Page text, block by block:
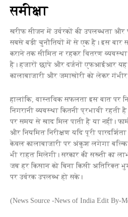
समीक्षा
खरीफ सीजन में उर्वरकों की उपलब्धता और
सबसे बड़ी चुनौतियों में से एक है। इस बार
कराने तक सीमित न रहकर वितरण
है। हजारों छापे और दर्जनों एफआईआर
कालाबाजारी और जमाखोरी को लेकर
हालांकि, वास्तविक सफलता इस बात पर
निगरानी व्यवस्था कितनी प्रभावी रहती
पर समय से खाद मिल पाती है या नहीं।
और नियमित निरीक्षण यदि पूरी
केवल कालाबाजारी पर अंकुश लगेगा
भी राहत मिलेगी। सरकार की सख्ती का
जब हर किसान को बिना किसी
पर उर्वरक उपलब्ध हो सके।
(News Source -News of India Edit By-